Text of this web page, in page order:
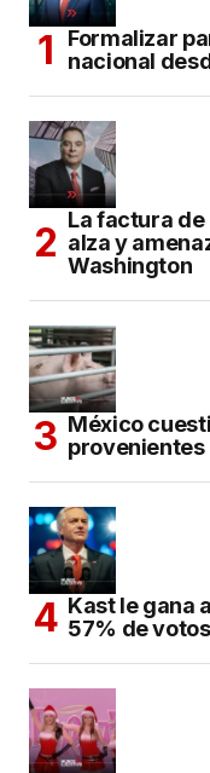
Formalizar
nacional
La factura
alza y
Washington
México
provenientes
Kast le gana
57% de votos